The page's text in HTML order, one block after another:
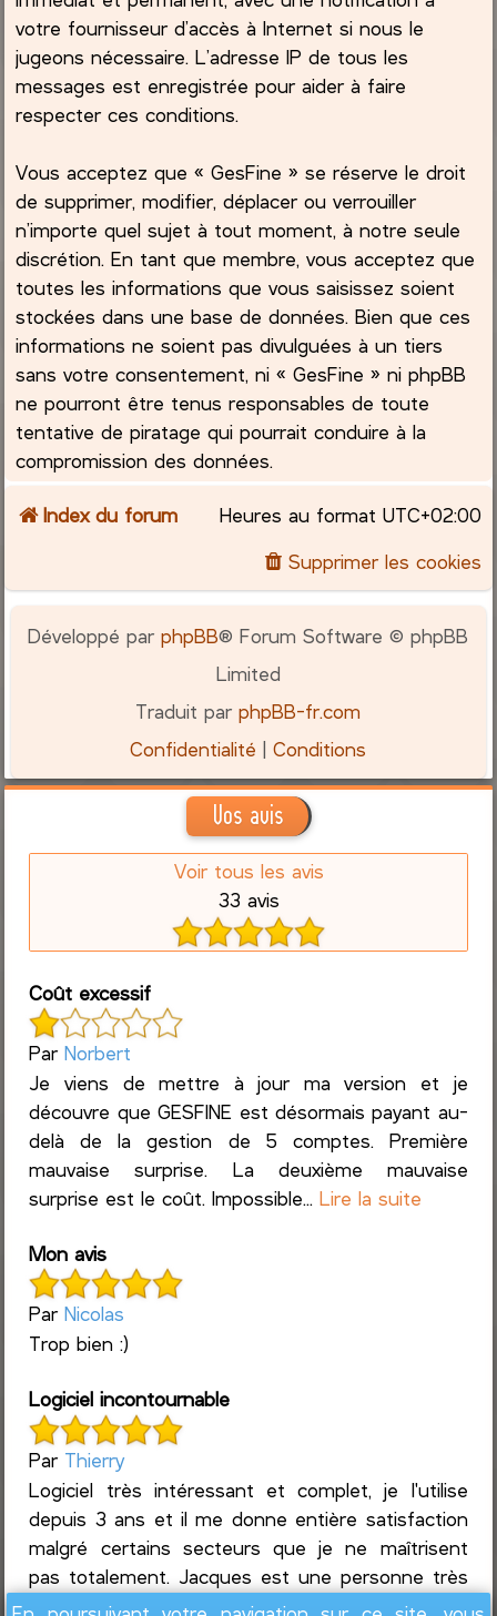
votre fournisseur d’accès à Internet si nous le
jugeons nécessaire. L’adresse IP de tous les
messages est enregistrée pour aider à faire
respecter ces conditions.
Vous acceptez que « GesFine » se réserve le droit
de supprimer, modifier, déplacer ou verrouiller
n’importe quel sujet à tout moment, à notre seule
discrétion. En tant que membre, vous acceptez que
toutes les informations que vous saisissez soient
stockées dans une base de données. Bien que ces
informations ne soient pas divulguées à un tiers
sans votre consentement, ni « GesFine » ni phpBB
ne pourront être tenus responsables de toute
tentative de piratage qui pourrait conduire à la
compromission des données.
Index du forum Heures au format UTC+02:00
Supprimer les cookies
Développé parphpBB® Forum Software © phpBB
Limited
Traduit parphpBB-fr.com
Confidentialité |Conditions
Vos avis
Voir tous les avis
33 avis
Coût excessif
ParNorbert
Je viens de mettre à jour ma version et je
découvre que GESFINE est désormais payant au-
delà de la gestion de 5 comptes. Première
mauvaise surprise. La deuxième mauvaise
surprise est le coût. Impossible...Lire la suite
Mon avis
ParNicolas
Trop bien :)
Logiciel incontournable
Par Thierry
Logiciel très intéressant et complet, je l'utilise
depuis 3 ans et il me donne entière satisfaction
malgré certains secteurs que je ne maîtrisent
pas totalement. Jacques est une personne très
access...Lire la suite